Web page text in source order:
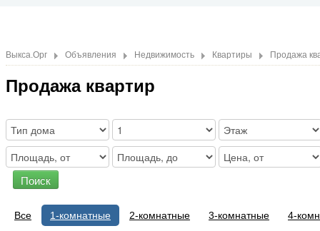
Выкса.Орг Объявления Недвижимость Квартиры Продажа
Продажа квартир
Все 1-комнатные 2-комнатные 3-комнатные 4-